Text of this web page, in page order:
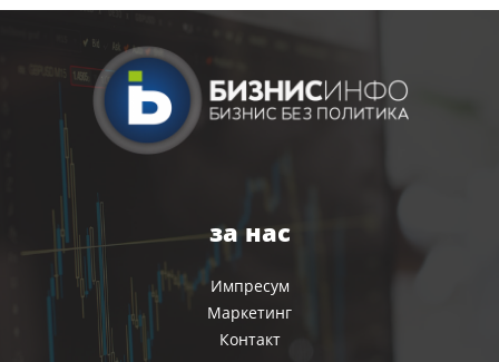
за нас
Импресум
Маркетинг
Контакт